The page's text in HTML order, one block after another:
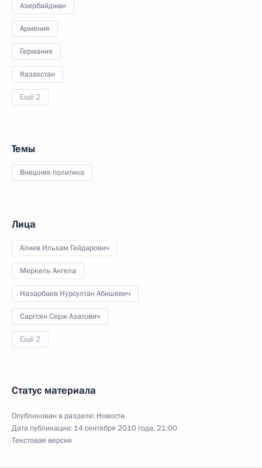
Азербайджан
Армения
Германия
Казахстан
Ещё 2
Темы
Внешняя политика
Лица
Алиев Ильхам Гейдарович
Меркель Ангела
Назарбаев Нурсултан Абишевич
Саргсян Серж Азатович
Ещё 2
Статус материала
Опубликован в разделе: Новости
Дата публикации: 14 сентября 2010 года, 21:00
Текстовая версия